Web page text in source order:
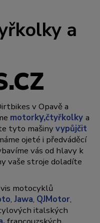
a
v Opavě a
motorky,čtyřkolkya
tyto mašinyvypůjčit
ojeté i předváděcí
vás od hlavy k
vaše stroje doladíte
motocyklů
,Jawa, QJMotor,
italských